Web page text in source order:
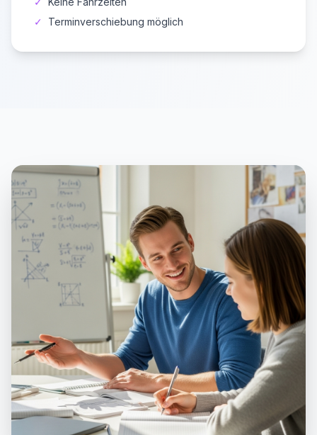
✓
Terminverschiebung möglich